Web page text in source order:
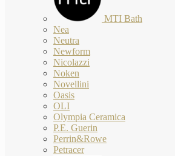
MTI Bath
Nea
Neutra
Newform
Nicolazzi
Noken
Novellini
Oasis
OLI
Olympia Ceramica
P.E. Guerin
Perrin&Rowe
Petracer